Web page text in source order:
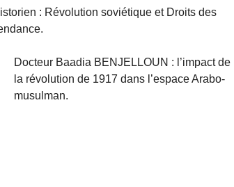
: Révolution soviétique et Droits des
Docteur Baadia BENJELLOUN : l’impact de
la révolution de 1917 dans l’espace Arabo-
musulman.